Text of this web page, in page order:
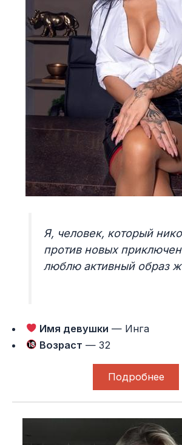
Я, человек, который
против новых
люблю активный образ
Имя девушки — Инга
Возраст — 32
Подробнее